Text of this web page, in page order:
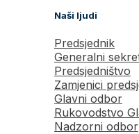
Naši ljudi
Predsjednik
Generalni
Predsjedništvo
Zamjenici
Glavni odbor
Rukovodstvo
Nadzorni odbor